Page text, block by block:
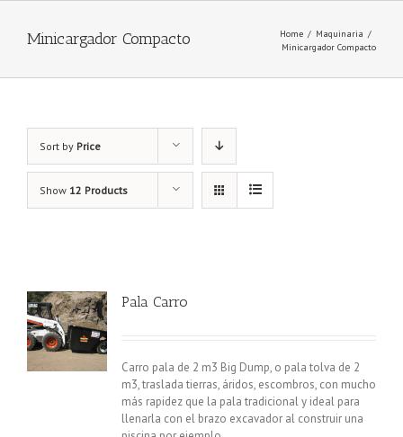
Minicargador Compacto Home / Maquinaria /
Minicargador Compacto
Sort by Price
Show 12 Products
Pala Carro
Carro pala de 2 m3 Big Dump, o pala tolva de 2
m3, traslada tierras, áridos, escombros, con mucho
más rapidez que la pala tradicional y ideal para
llenarla con el brazo excavador al construir una